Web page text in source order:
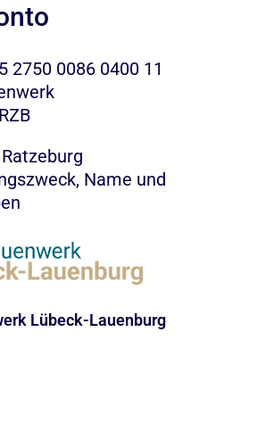
2750 0086 0400 11
Name und
Lübeck-Lauenburg